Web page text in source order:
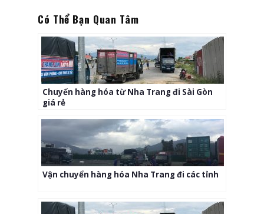
Có Thể Bạn Quan Tâm
Chuyển hàng hóa từ Nha Trang đi Sài Gòn
giá rẻ
Vận chuyển hàng hóa Nha Trang đi các tỉnh